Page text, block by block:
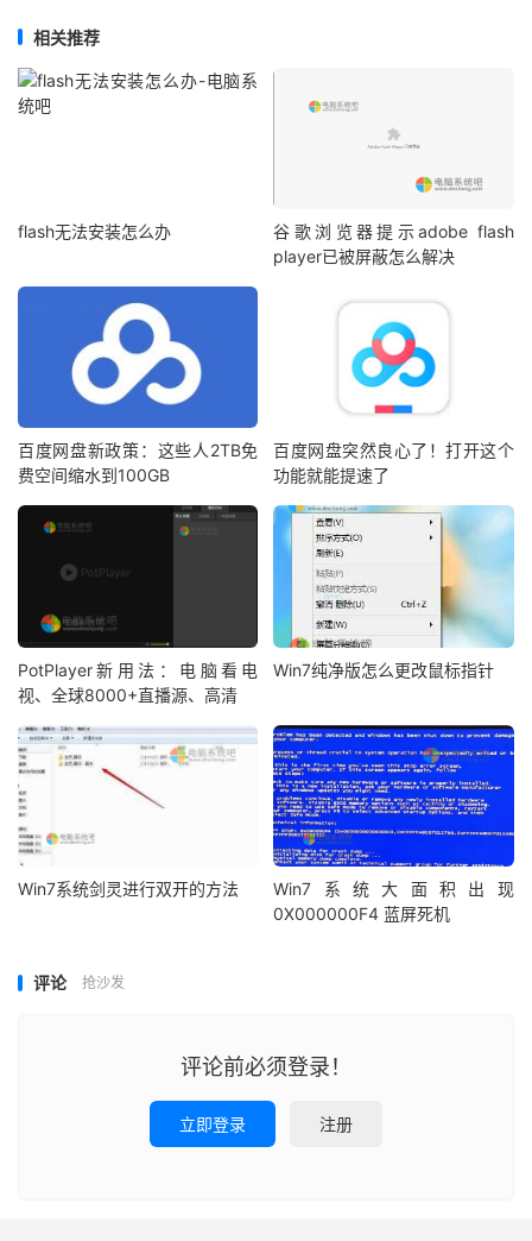
相关推荐
flash无法安装怎么办
谷歌浏览器提示adobe flash
player已被屏蔽怎么解决
百度网盘新政策：这些人2TB免
费空间缩水到100GB
百度网盘突然良心了！打开这个
功能就能提速了
PotPlayer新用法：电脑看电
视、全球8000+直播源、高清
Win7纯净版怎么更改鼠标指针
Win7系统剑灵进行双开的方法
Win7系统大面积出现
0X000000F4 蓝屏死机
评论 抢沙发
评论前必须登录！
立即登录 注册